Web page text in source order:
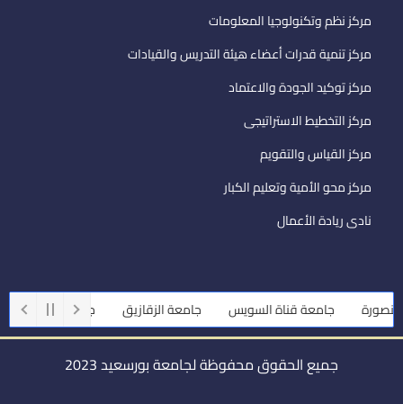
مركز نظم وتكنولوجيا المعلومات
مركز تنمية قدرات أعضاء هيئة التدريس والقيادات
مركز توكيد الجودة والاعتماد
مركز التخطيط الاستراتيجى
مركز القياس والتقويم
مركز محو الأمية وتعليم الكبار
نادى ريادة الأعمال
جامعة قناة السويس جامعة الزقازيق جامعة أسيوط
جميع الحقوق محفوظة لجامعة بورسعيد 2023